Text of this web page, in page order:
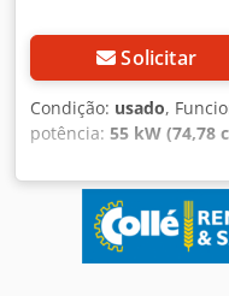
Solicitar
Condição: usado,
potência: 55 kW (74,78
, tipo de
peso total:5 580 kg,
número de lugares:1,
máquina/veículo:
segurança UVV,